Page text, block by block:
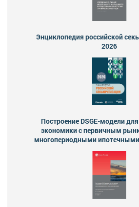
Энциклопедия российской
2026
Построение DSGE-модели
экономики с первичным
многопериодными